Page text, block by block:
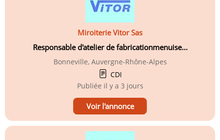
Miroiterie Vitor Sas
Responsable d'atelier de fabricationmenuise...
Bonneville, Auvergne-Rhône-Alpes
CDI
Publiée il y a 3 jours
Voir l'annonce